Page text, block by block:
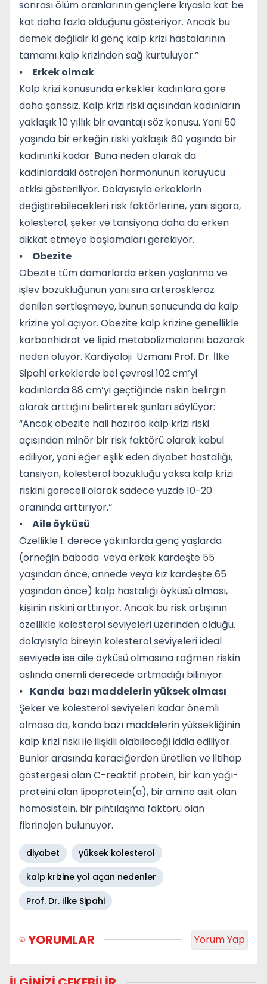
sonrası ölüm oranlarının gençlere kıyasla kat be
kat daha fazla olduğunu gösteriyor. Ancak bu
demek değildir ki genç kalp krizi hastalarının
tamamı kalp krizinden sağ kurtuluyor.”
⦁ Erkek olmak
Kalp krizi konusunda erkekler kadınlara göre
daha şanssız. Kalp krizi riski açısından kadınların
yaklaşık 10 yıllık bir avantajı söz konusu. Yani 50
yaşında bir erkeğin riski yaklaşık 60 yaşında bir
kadınınki kadar. Buna neden olarak da
kadınlardaki östrojen hormonunun koruyucu
etkisi gösteriliyor. Dolayısıyla erkeklerin
değiştirebilecekleri risk faktörlerine, yani sigara,
kolesterol, şeker ve tansiyona daha da erken
dikkat etmeye başlamaları gerekiyor.
⦁ Obezite
Obezite tüm damarlarda erken yaşlanma ve
işlev bozukluğunun yanı sıra arteroskleroz
denilen sertleşmeye, bunun sonucunda da kalp
krizine yol açıyor. Obezite kalp krizine genellikle
karbonhidrat ve lipid metabolizmalarını bozarak
neden oluyor. Kardiyoloji Uzmanı Prof. Dr. İlke
Sipahi erkeklerde bel çevresi 102 cm’yi
kadınlarda 88 cm’yi geçtiğinde riskin belirgin
olarak arttığını belirterek şunları söylüyor:
“Ancak obezite hali hazırda kalp krizi riski
açısından minör bir risk faktörü olarak kabul
ediliyor, yani eğer eşlik eden diyabet hastalığı,
tansiyon, kolesterol bozukluğu yoksa kalp krizi
riskini göreceli olarak sadece yüzde 10-20
oranında arttırıyor.”
⦁ Aile öyküsü
Özellikle 1. derece yakınlarda genç yaşlarda
(örneğin babada veya erkek kardeşte 55
yaşından önce, annede veya kız kardeşte 65
yaşından önce) kalp hastalığı öyküsü olması,
kişinin riskini arttırıyor. Ancak bu risk artışının
özellikle kolesterol seviyeleri üzerinden olduğu.
dolayısıyla bireyin kolesterol seviyeleri ideal
seviyede ise aile öyküsü olmasına rağmen riskin
aslında önemli derecede artmadığı biliniyor.
⦁ Kanda bazı maddelerin yüksek olması
Şeker ve kolesterol seviyeleri kadar önemli
olmasa da, kanda bazı maddelerin yüksekliğinin
kalp krizi riski ile ilişkili olabileceği iddia ediliyor.
Bunlar arasında karaciğerden üretilen ve iltihap
göstergesi olan C-reaktif protein, bir kan yağı-
proteini olan lipoprotein(a), bir amino asit olan
homosistein, bir pıhtılaşma faktörü olan
fibrinojen bulunuyor.
diyabet
yüksek kolesterol
kalp krizine yol açan nedenler
Prof. Dr. İlke Sipahi
YORUMLAR Yorum Yap